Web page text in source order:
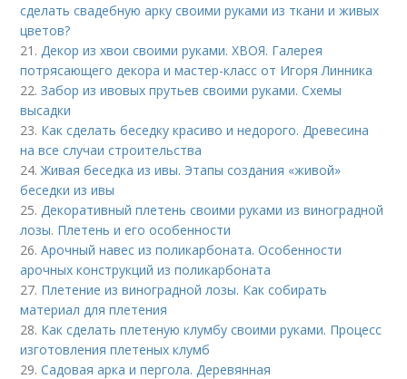
сделать свадебную арку своими руками из ткани и живых
цветов?
21. Декор из хвои своими руками. ХВОЯ. Галерея
потрясающего декора и мастер-класс от Игоря Линника
22.Забор из ивовых прутьев своими руками. Схемы
высадки
23. Как сделать беседку красиво и недорого. Древесина
на все случаи строительства
24.Живая беседка из ивы. Этапы создания «живой»
беседки из ивы
25. Декоративный плетень своими руками из виноградной
лозы. Плетень и его особенности
26.Арочный навес из поликарбоната. Особенности
арочных конструкций из поликарбоната
27. Плетение из виноградной лозы. Как собирать
материал для плетения
28. Как сделать плетеную клумбу своими руками. Процесс
изготовления плетеных клумб
29.Садовая арка и пергола. Деревянная